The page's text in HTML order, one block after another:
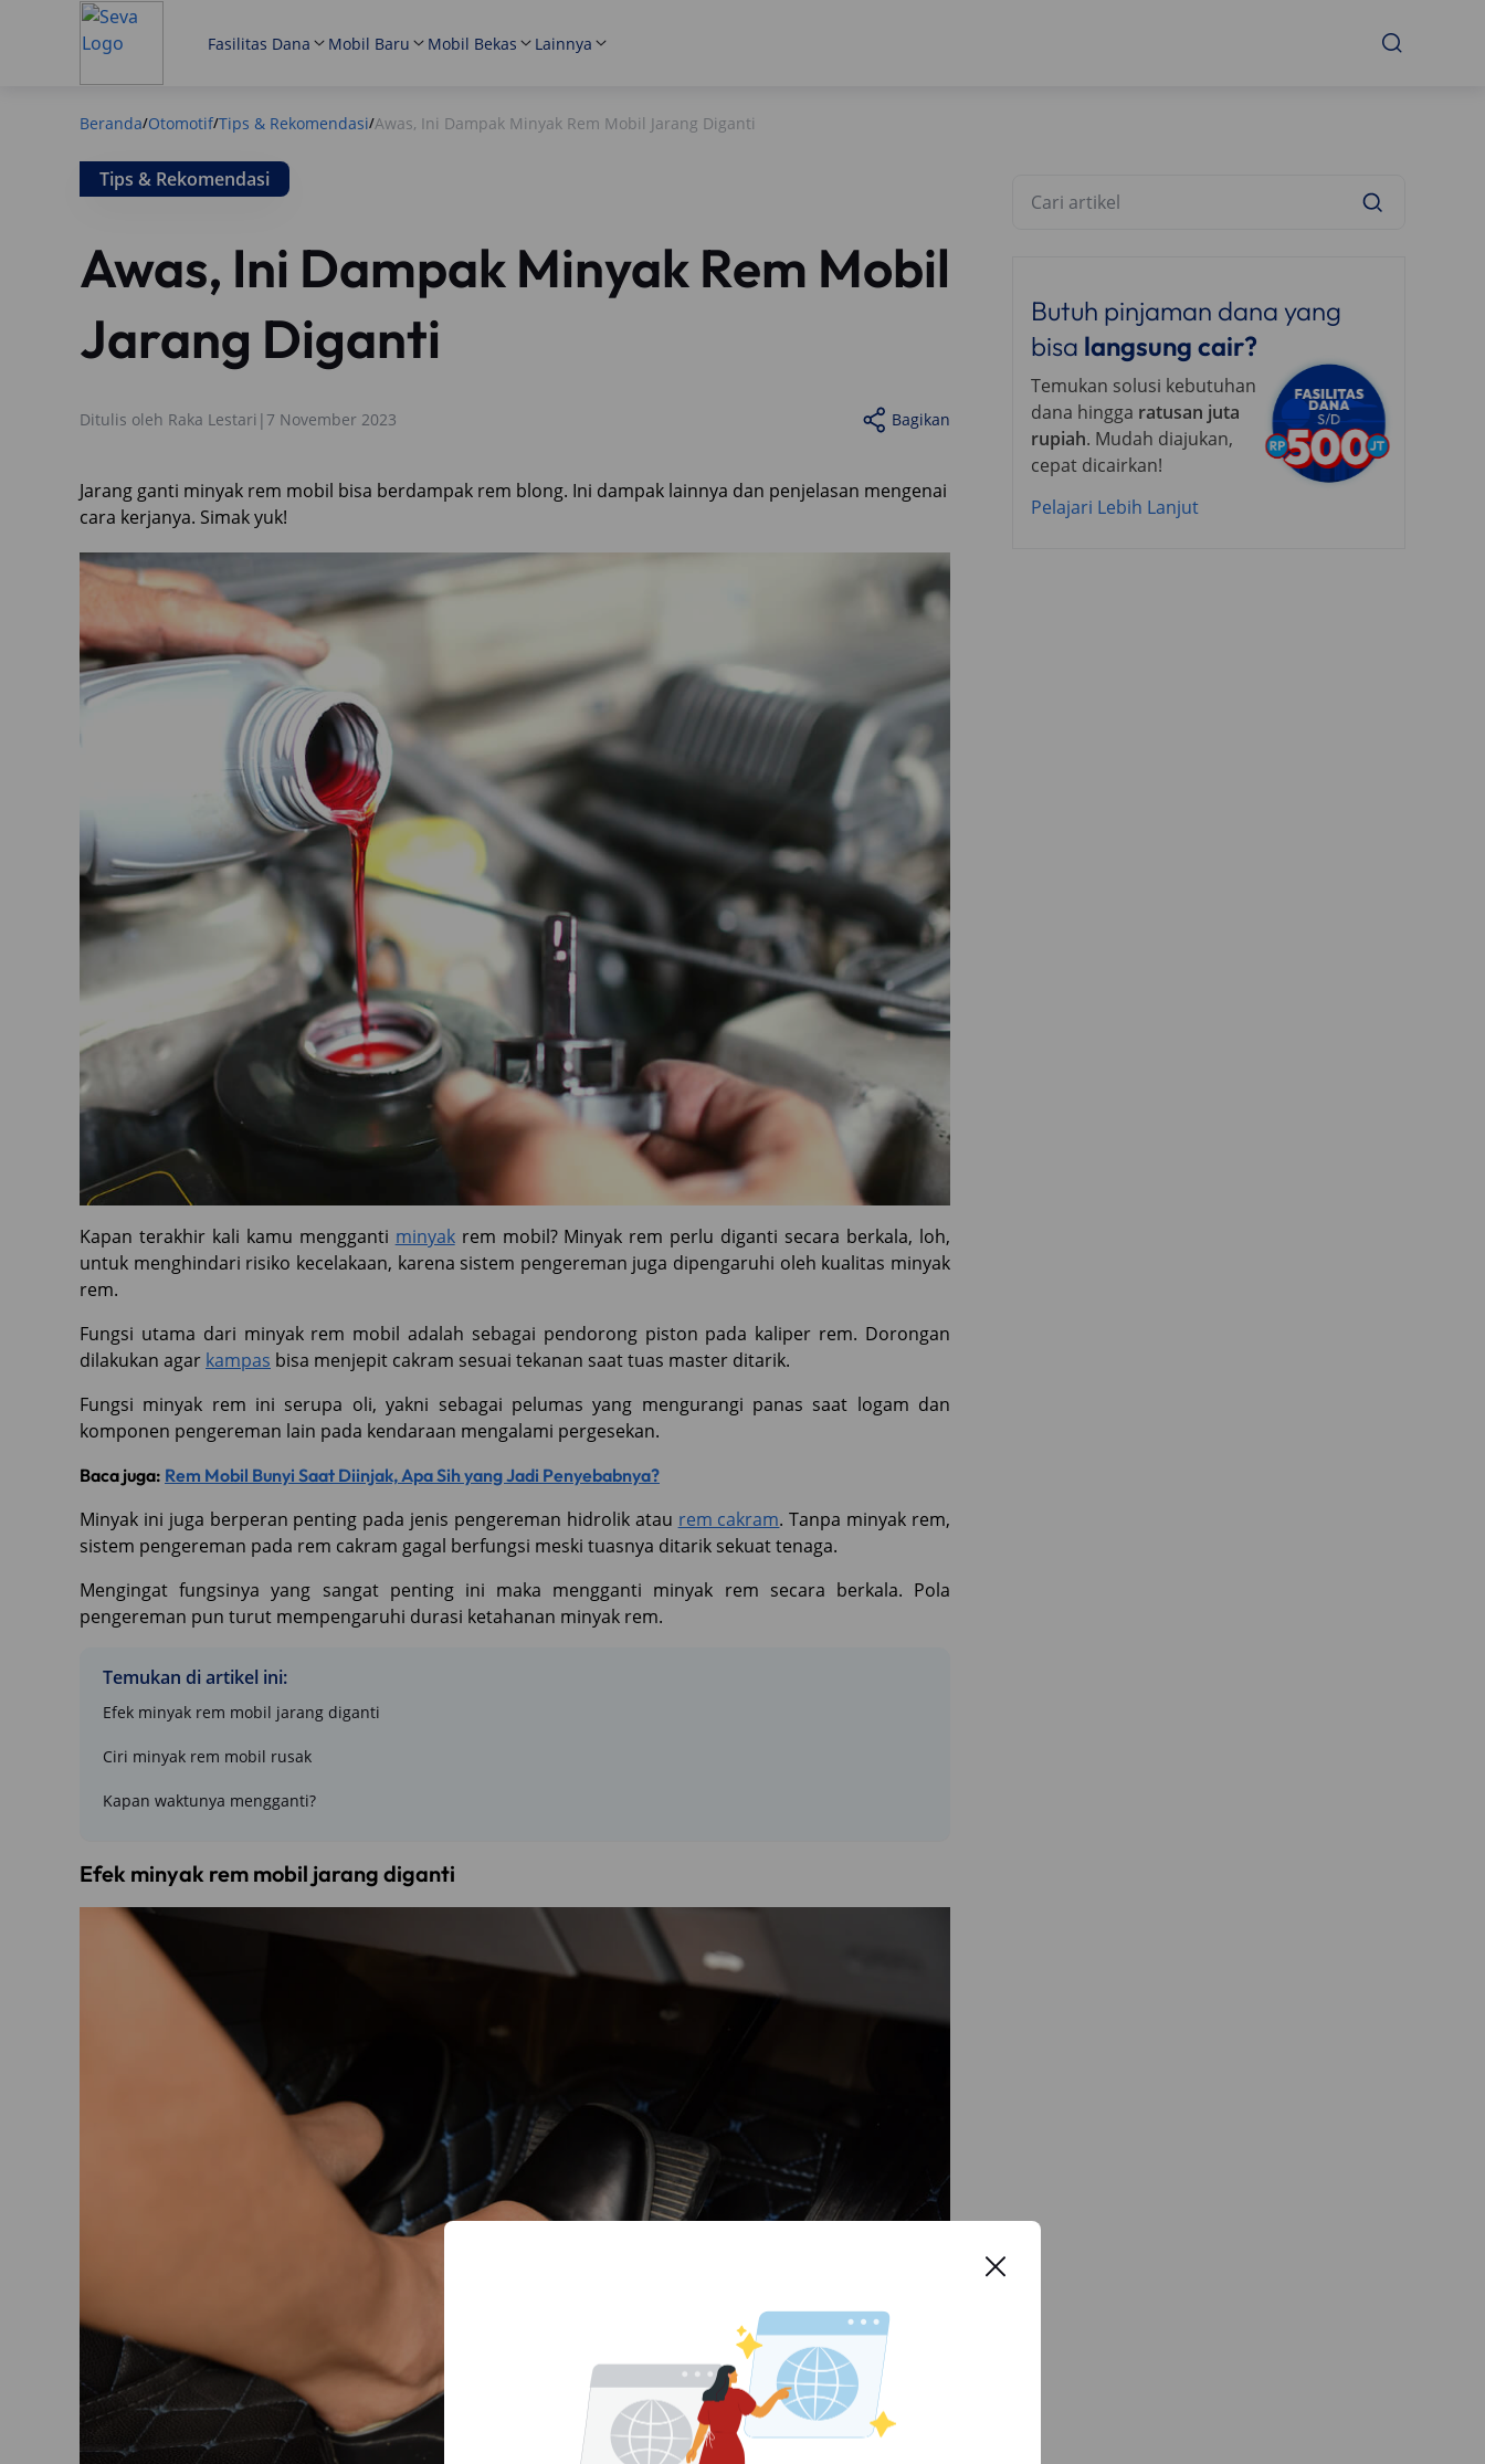
Fasilitas Dana Mobil Baru Mobil Bekas Lainnya
Beranda/Otomotif/Tips & Rekomendasi/Awas, Ini Dampak Minyak Rem Mobil Jarang Diganti
Tips & Rekomendasi
Awas, Ini Dampak Minyak Rem Mobil
Jarang Diganti
Ditulis oleh Raka Lestari |7 November 2023 Bagikan
Jarang ganti minyak rem mobil bisa berdampak rem blong. Ini dampak lainnya dan penjelasan mengenai
cara kerjanya. Simak yuk!
Kapan terakhir kali kamu mengganti minyakrem mobil? Minyak rem perlu diganti secara berkala, loh,
untuk menghindari risiko kecelakaan, karena sistem pengereman juga dipengaruhi oleh kualitas minyak
rem.
Fungsi utama dari minyak rem mobil adalah sebagai pendorong piston pada kaliper rem. Dorongan
dilakukan agar kampas bisa menjepit cakram sesuai tekanan saat tuas master ditarik.
Fungsi minyak rem ini serupa oli, yakni sebagai pelumas yang mengurangi panas saat logam dan
komponen pengereman lain pada kendaraan mengalami pergesekan.
Baca juga: Rem Mobil Bunyi Saat Diinjak, Apa Sih yang Jadi Penyebabnya?
Minyak ini juga berperan penting pada jenis pengereman hidrolik atau rem cakram. Tanpa minyak rem,
sistem pengereman pada rem cakram gagal berfungsi meski tuasnya ditarik sekuat tenaga.
Mengingat fungsinya yang sangat penting ini maka mengganti minyak rem secara berkala. Pola
pengereman pun turut mempengaruhi durasi ketahanan minyak rem.
Temukan di artikel ini:
Efek minyak rem mobil jarang diganti
Ciri minyak rem mobil rusak
Kapan waktunya mengganti?
Efek minyak rem mobil jarang diganti
Butuh pinjaman dana yang
bisa langsung cair?
Temukan solusi kebutuhan
dana hingga ratusan juta
rupiah. Mudah diajukan,
cepat dicairkan!
Pelajari Lebih Lanjut